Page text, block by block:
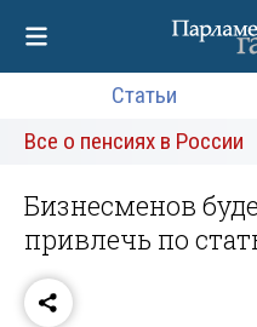
Статьи
Все о пенсиях в России
Бизнесменов
привлечь по